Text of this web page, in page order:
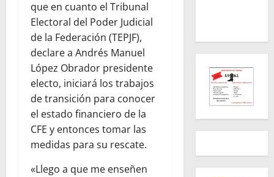
que en cuanto el Tribunal
Electoral del Poder Judicial
de la Federación (TEPJF),
declare a Andrés Manuel
López Obrador presidente
electo, iniciará los trabajos
de transición para conocer
el estado financiero de la
CFE y entonces tomar las
medidas para su rescate.
«Llego a que me enseñen